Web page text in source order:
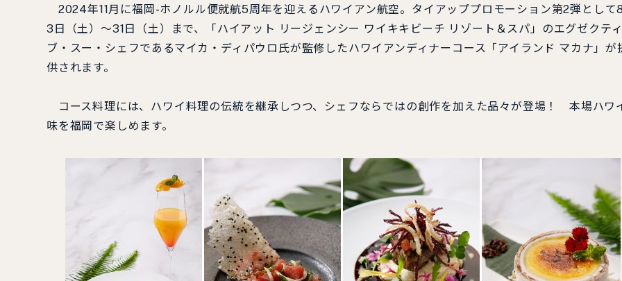
2024年11月に福岡-ホノルル便就航5周年を迎えるハワイアン航空。タイアッププロモーション第2弾として
3日（土）～31日（土）まで、「ハイアット リージェンシー ワイキキビーチ リゾート＆スパ」のエグゼクテ
ブ・スー・シェフであるマイカ・ディパウロ氏が監修したハワイアンディナーコース「アイランド マカナ」が
供されます。
コース料理には、ハワイ料理の伝統を継承しつつ、シェフならではの創作を加えた品々が登場！ 本場ハワ
味を福岡で楽しめます。